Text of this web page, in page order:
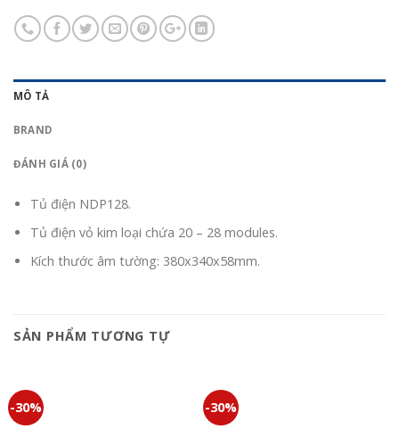
MÔ TẢ
BRAND
ĐÁNH GIÁ (0)
Tủ điện NDP128.
Tủ điện vỏ kim loại chứa 20 – 28 modules.
Kích thước âm tường: 380x340x58mm.
SẢN PHẨM TƯƠNG TỰ
-30% -30%